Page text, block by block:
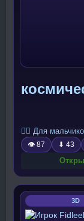
🧍‍♂️ Для
👁 87 ⬇ 43
3D